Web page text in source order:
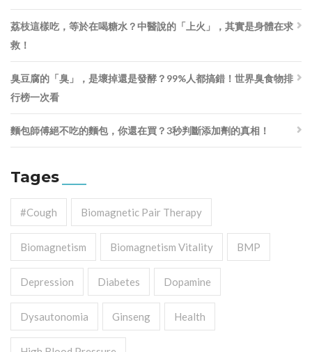
荔枝這樣吃，等於在喝糖水？中醫說的「上火」，其實是身體在求
救！
臭豆腐的「臭」，是壞掉還是發酵？99%人都搞錯！世界臭食物排
行榜一次看
麵包師傅絕不吃的麵包，你還在買？3秒判斷添加劑的真相！
Tages
#cough Biomagnetic Pair Therapy
Biomagnetism Biomagnetism Vitality BMP
Depression Diabetes Dopamine
Dysautonomia Ginseng Health